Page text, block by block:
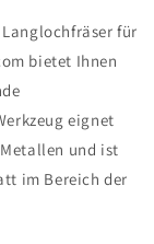
für
bietet Ihnen
eignet
und ist
im Bereich der